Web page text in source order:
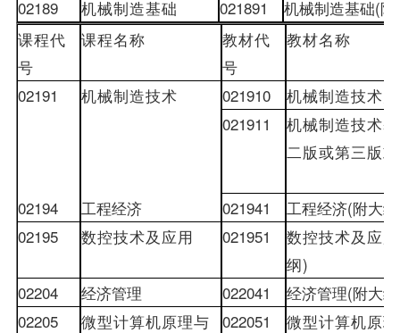
02189 机械制造基础 021891 机械制造基础(
课程代
号
课程名称 教材代
号
教材名称
02191 机械制造技术 021910
机械制造技术
021911
机械制造技术
二版或第三版
02194 工程经济 021941 工程经济(附大纲
02195
数控技术及应用 021951 数控技术及应用
纲)
02204
经济管理 022041 经济管理(附大纲
02205
微型计算机原理与 022051
微型计算机原